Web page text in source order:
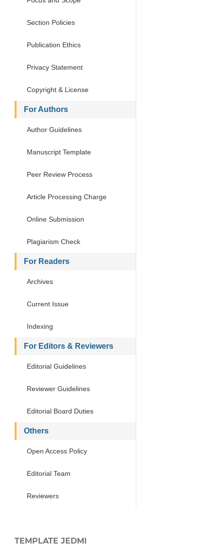
Section Policies
Publication Ethics
Privacy Statement
Copyright & License
For Authors
Author Guidelines
Manuscript Template
Peer Review Process
Article Processing Charge
Online Submission
Plagiarism Check
For Readers
Archives
Current Issue
Indexing
For Editors & Reviewers
Editorial Guidelines
Reviewer Guidelines
Editorial Board Duties
Others
Open Access Policy
Editorial Team
Reviewers
TEMPLATE JEDMI